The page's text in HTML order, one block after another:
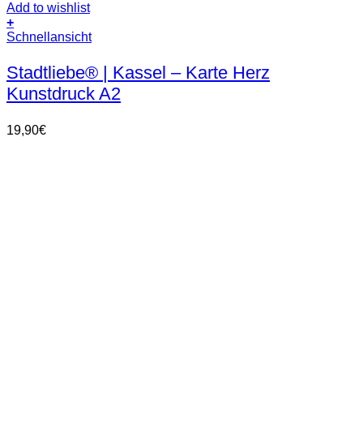
Add to wishlist
+
Schnellansicht
Stadtliebe® | Kassel – Karte Herz
Kunstdruck A2
19,90€